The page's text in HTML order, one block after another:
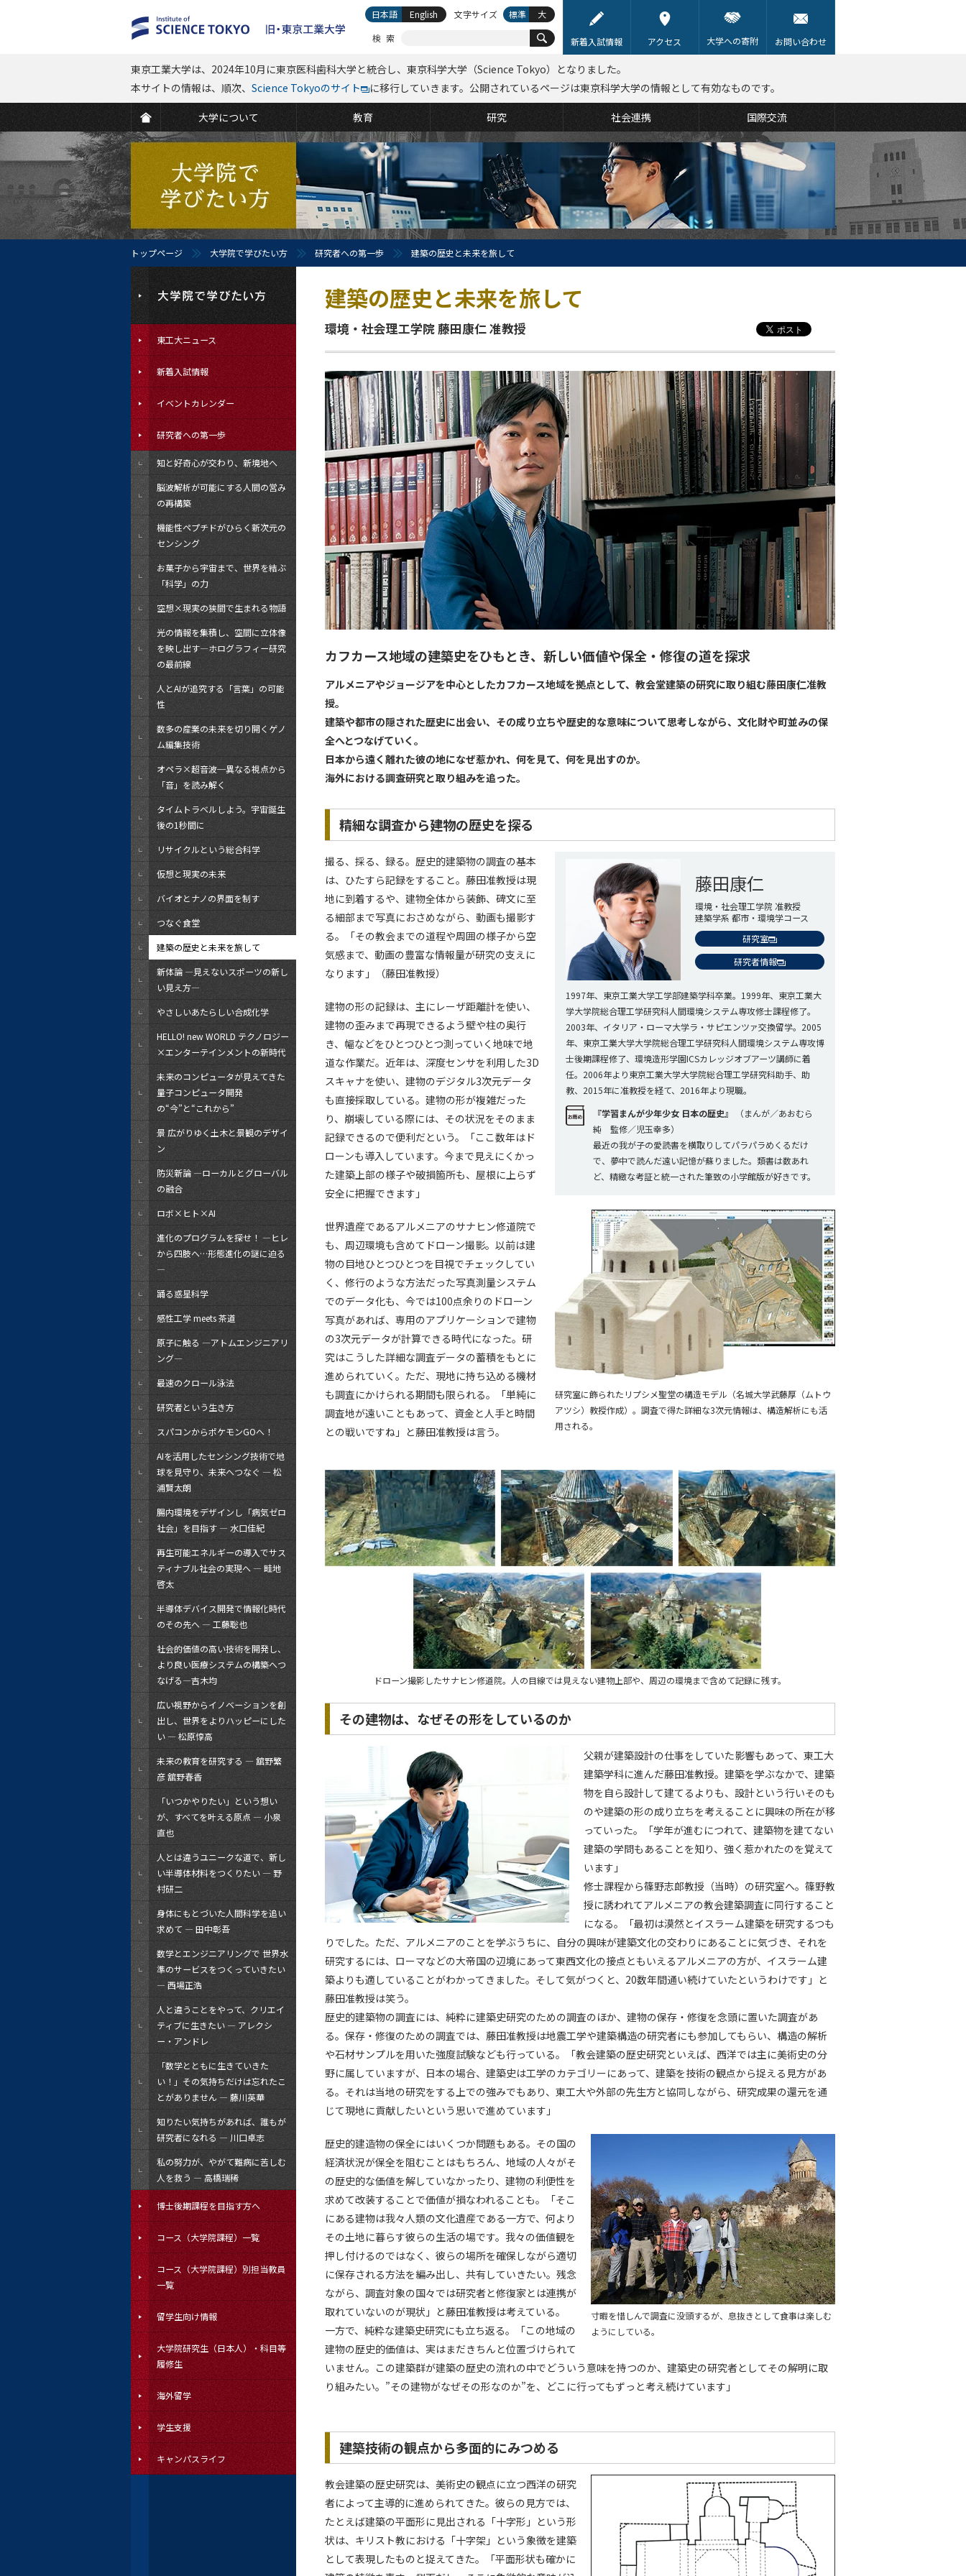
新着入試情報 アクセス 大学への寄附 お問い合わせ
大学について 教育 研究 社会連携 国際交流
東京工業大学は、2024年10月に東京医科歯科大学と統合し、東京科学大学（Science Tokyo）となりました。
本サイトの情報は、順次、 Science Tokyoのサイト に移行していきます。公開されているページは東京科学大学の情報として有効なものです。
検索
日本語 English 文字サイズ 標準 大
トップページ 大学院で学びたい方 研究者への第一歩 建築の歴史と未来を旅して
建築の歴史と未来を旅して
環境・社会理工学院 藤田康仁 准教授
カフカース地域の建築史をひもとき、新しい価値や保全・修復の道を探求
アルメニアやジョージアを中心としたカフカース地域を拠点として、教会堂建築の研究に取り組む藤田康仁准教
授。
建築や都市の隠された歴史に出会い、その成り立ちや歴史的な意味について思考しながら、文化財や町並みの保
全へとつなげていく。
日本から遠く離れた彼の地になぜ惹かれ、何を見て、何を見出すのか。
海外における調査研究と取り組みを追った。
精細な調査から建物の歴史を探る
藤田康仁
環境・社会理工学院 准教授
建築学系 都市・環境学コース
研究室
研究者情報
1997年、東京工業大学工学部建築学科卒業。1999年、東京工業大
学大学院総合理工学研究科人間環境システム専攻修士課程修了。
2003年、イタリア・ローマ大学ラ・サピエンツァ交換留学。2005
年、東京工業大学大学院総合理工学研究科人間環境システム専攻博
士後期課程修了、環境造形学園ICSカレッジオブアーツ講師に着
任。2006年より東京工業大学大学院総合理工学研究科助手、助
教、2015年に准教授を経て、2016年より現職。
『学習まんが少年少女 日本の歴史』
（まんが／あおむら
純 監修／児玉幸多）
最近の我が子の愛読書を横取りしてパラパラめくるだけ
で、夢中で読んだ遠い記憶が蘇りました。類書は数あれ
ど、精緻な考証と統一された筆致の小学館版が好きです。
研究室に飾られたリプシメ聖堂の構造モデル（名城大学武藤厚（ムトウ
アツシ）教授作成）。調査で得た詳細な3次元情報は、構造解析にも活
用される。
撮る、採る、録る。歴史的建築物の調査の基本
は、ひたすら記録をすること。藤田准教授は現
地に到着するや、建物全体から装飾、碑文に至
る細部まで写真におさめながら、動画も撮影す
る。「その教会までの道程や周囲の様子から空
気感まで、動画の豊富な情報量が研究の支えに
なります」（藤田准教授）
建物の形の記録は、主にレーザ距離計を使い、
建物の歪みまで再現できるよう壁や柱の奥行
き、幅などをひとつひとつ測っていく地味で地
道な作業だ。近年は、深度センサを利用した3D
スキャナを使い、建物のデジタル3次元データ
も直接採取している。建物の形が複雑だった
り、崩壊している際には、その状況をそのまま
記録できるので便利だという。「ここ数年はド
ローンも導入しています。今まで見えにくかっ
た建築上部の様子や破損箇所も、屋根に上らず
安全に把握できます」
世界遺産であるアルメニアのサナヒン修道院で
も、周辺環境も含めてドローン撮影。以前は建
物の目地ひとつひとつを目視でチェックしてい
く、修行のような方法だった写真測量システム
でのデータ化も、今では100点余りのドローン
写真があれば、専用のアプリケーションで建物
の3次元データが計算できる時代になった。研
究はこうした詳細な調査データの蓄積をもとに
進められていく。ただ、現地に持ち込める機材
も調査にかけられる期間も限られる。「単純に
調査地が遠いこともあって、資金と人手と時間
との戦いですね」と藤田准教授は言う。
ドローン撮影したサナヒン修道院。人の目線では見えない建物上部や、周辺の環境まで含めて記録に残す。
その建物は、なぜその形をしているのか
父親が建築設計の仕事をしていた影響もあって、東工大
建築学科に進んだ藤田准教授。建築を学ぶなかで、建築
物を自ら設計して建てるよりも、設計という行いそのも
のや建築の形の成り立ちを考えることに興味の所在が移
っていった。「学年が進むにつれて、建築物を建てない
建築の学問もあることを知り、強く惹かれたのを覚えて
います」
修士課程から篠野志郎教授（当時）の研究室へ。篠野教
授に誘われてアルメニアの教会建築調査に同行すること
になる。「最初は漠然とイスラーム建築を研究するつも
りでした。ただ、アルメニアのことを学ぶうちに、自分の興味が建築文化の交わりにあることに気づき、それを
研究するには、ローマなどの大帝国の辺境にあって東西文化の接点ともいえるアルメニアの方が、イスラーム建
築よりも適していることがわかってきました。そして気がつくと、20数年間通い続けていたというわけです」と
藤田准教授は笑う。
歴史的建築物の調査には、純粋に建築史研究のための調査のほか、建物の保存・修復を念頭に置いた調査があ
る。保存・修復のための調査では、藤田准教授は地震工学や建築構造の研究者にも参加してもらい、構造の解析
や石材サンプルを用いた強度試験なども行っている。「教会建築の歴史研究といえば、西洋では主に美術史の分
野に属していますが、日本の場合、建築史は工学のカテゴリーにあって、建築を技術の観点から捉える見方があ
る。それは当地の研究をする上での強みでもあり、東工大や外部の先生方と協同しながら、研究成果の還元を通
じて現地に貢献したいという思いで進めています」
寸暇を惜しんで調査に没頭するが、息抜きとして食事は楽しむ
ようにしている。
歴史的建造物の保全にはいくつか問題もある。その国の
経済状況が保全を阻むことはもちろん、地域の人々がそ
の歴史的な価値を解していなかったり、建物の利便性を
求めて改装することで価値が損なわれることも。「そこ
にある建物は我々人類の文化遺産である一方で、何より
その土地に暮らす彼らの生活の場です。我々の価値観を
押し付けるのではなく、彼らの場所を確保しながら適切
に保存される方法を編み出し、共有していきたい。残念
ながら、調査対象の国々では研究者と修復家とは連携が
取れていないのが現状」と藤田准教授は考えている。
一方で、純粋な建築史研究にも立ち返る。「この地域の
建物の歴史的価値は、実はまだきちんと位置づけられて
いません。この建築群が建築の歴史の流れの中でどういう意味を持つのか、建築史の研究者としてその解明に取
り組みたい。”その建物がなぜその形なのか”を、どこに行ってもずっと考え続けています」
建築技術の観点から多面的にみつめる
教会建築の歴史研究は、美術史の観点に立つ西洋の研究
者によって主導的に進められてきた。彼らの見方では、
たとえば建築の平面形に見出される「十字形」という形
状は、キリスト教における「十字架」という象徴を建築
として表現したものと捉えてきた。「平面形状も確かに
東工大ニュース
新着入試情報
イベントカレンダー
研究者への第一歩
知と好奇心が交わり、新境地へ
脳波解析が可能にする人間の営み
の再構築
機能性ペプチドがひらく新次元の
センシング
お菓子から宇宙まで、世界を結ぶ
「科学」の力
空想×現実の狭間で生まれる物語
光の情報を集積し、空間に立体像
を映し出す―ホログラフィー研究
の最前線
人とAIが追究する「言葉」の可能
性
数多の産業の未来を切り開くゲノ
ム編集技術
オペラ×超音波─異なる視点から
「音」を読み解く
タイムトラベルしよう。宇宙誕生
後の1秒間に
リサイクルという総合科学
仮想と現実の未来
バイオとナノの界面を制す
つなぐ食堂
建築の歴史と未来を旅して
新体論 ―見えないスポーツの新し
い見え方―
やさしいあたらしい合成化学
HELLO! new WORLD テクノロジー
×エンターテインメントの新時代
未来のコンピュータが見えてきた
量子コンピュータ開発
の“今”と“これから”
景 広がりゆく土木と景観のデザイ
ン
防災新論 ―ローカルとグローバル
の融合
ロボ×ヒト×AI
進化のプログラムを探せ！ ―ヒレ
から四肢へ…形態進化の謎に迫る
―
踊る惑星科学
感性工学 meets 茶道
原子に触る ―アトムエンジニアリ
ング―
最速のクロール泳法
研究者という生き方
スパコンからポケモンGOへ！
AIを活用したセンシング技術で地
球を見守り、未来へつなぐ ― 松
浦賢太朗
腸内環境をデザインし「病気ゼロ
社会」を目指す — 水口佳紀
再生可能エネルギーの導入でサス
ティナブル社会の実現へ — 畦地
啓太
半導体デバイス開発で情報化時代
のその先へ — 工藤聡也
社会的価値の高い技術を開発し、
より良い医療システムの構築へつ
なげる―吉木均
広い視野からイノベーションを創
出し、世界をよりハッピーにした
い — 松原惇高
未来の教育を研究する ― 舘野繁
彦 舘野春香
「いつかやりたい」という想い
が、すべてを叶える原点 ― 小泉
直也
人とは違うユニークな道で、新し
い半導体材料をつくりたい ― 野
村研二
身体にもとづいた人間科学を追い
求めて ― 田中彰吾
数学とエンジニアリングで 世界水
準のサービスをつくっていきたい
― 西場正浩
人と違うことをやって、クリエイ
ティブに生きたい ― アレクシ
ー・アンドレ
「数学とともに生きていきた
い！」その気持ちだけは忘れたこ
とがありません ― 藤川英華
知りたい気持ちがあれば、誰もが
研究者になれる ― 川口卓志
私の努力が、やがて難病に苦しむ
人を救う ― 高橋瑞稀
博士後期課程を目指す方へ
コース（大学院課程）一覧
コース（大学院課程）別担当教員
一覧
留学生向け情報
大学院研究生（日本人）・科目等
履修生
海外留学
学生支援
キャンパスライフ